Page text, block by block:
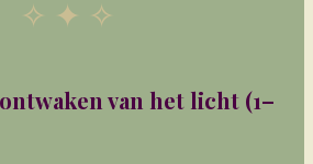
✧ ✦ ✧
van het licht (1–